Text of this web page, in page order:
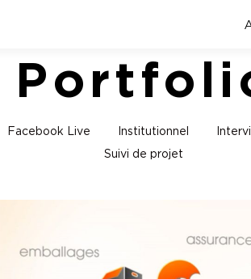
Facebook Live Institutionnel
Suivi de projet